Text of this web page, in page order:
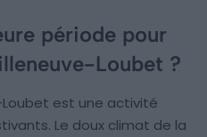
période pour
Loubet ?
Loubet est une activité
Le doux climat de la